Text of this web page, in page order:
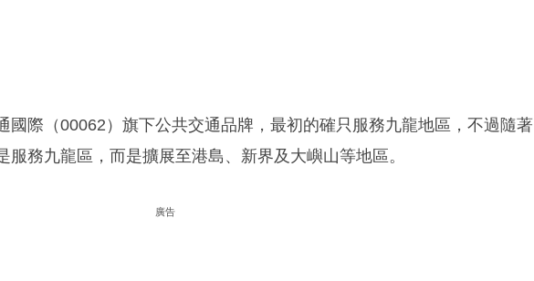
國際（00062）旗下公共交通品牌，最初的確只服務九龍地區，不過隨著
務九龍區，而是擴展至港島、新界及大嶼山等地區。
廣告